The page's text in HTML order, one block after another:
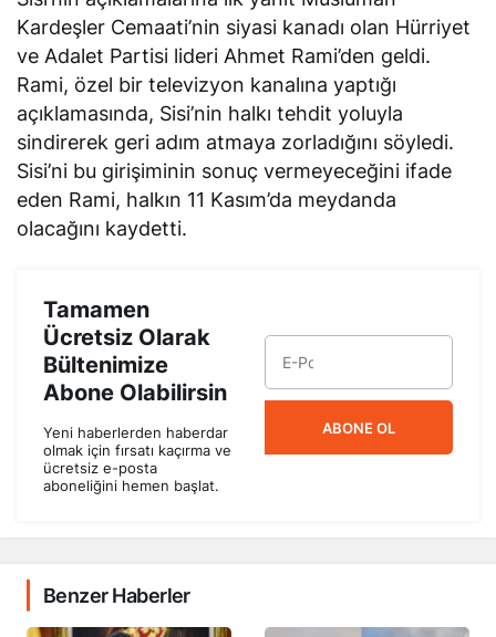
Kardeşler Cemaati’nin siyasi kanadı olan Hürriyet
ve Adalet Partisi lideri Ahmet Rami’den geldi.
Rami, özel bir televizyon kanalına yaptığı
açıklamasında, Sisi’nin halkı tehdit yoluyla
sindirerek geri adım atmaya zorladığını söyledi.
Sisi’ni bu girişiminin sonuç vermeyeceğini ifade
eden Rami, halkın 11 Kasım’da meydanda
olacağını kaydetti.
Tamamen
Ücretsiz Olarak
Bültenimize
Abone Olabilirsin
Yeni haberlerden haberdar
olmak için fırsatı kaçırma ve
ücretsiz e-posta
aboneliğini hemen başlat.
ABONE OL
Benzer Haberler